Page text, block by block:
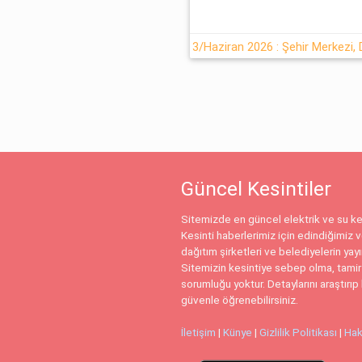
Güncel Kesintiler
Sitemizde en güncel elektrik ve su
Kesinti haberlerimiz için edindiğimiz
dağıtım şirketleri ve belediyelerin
Sitemizin kesintiye sebep olma,
sorumluğu yoktur. Detaylarını
güvenle öğrenebilirsiniz.
İletişim |Künye |Gizlilik Politikası |